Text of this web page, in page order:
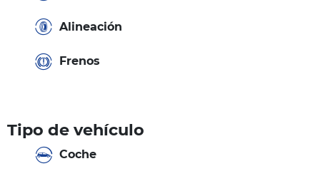
Alineación
Frenos
Tipo de vehículo
Coche